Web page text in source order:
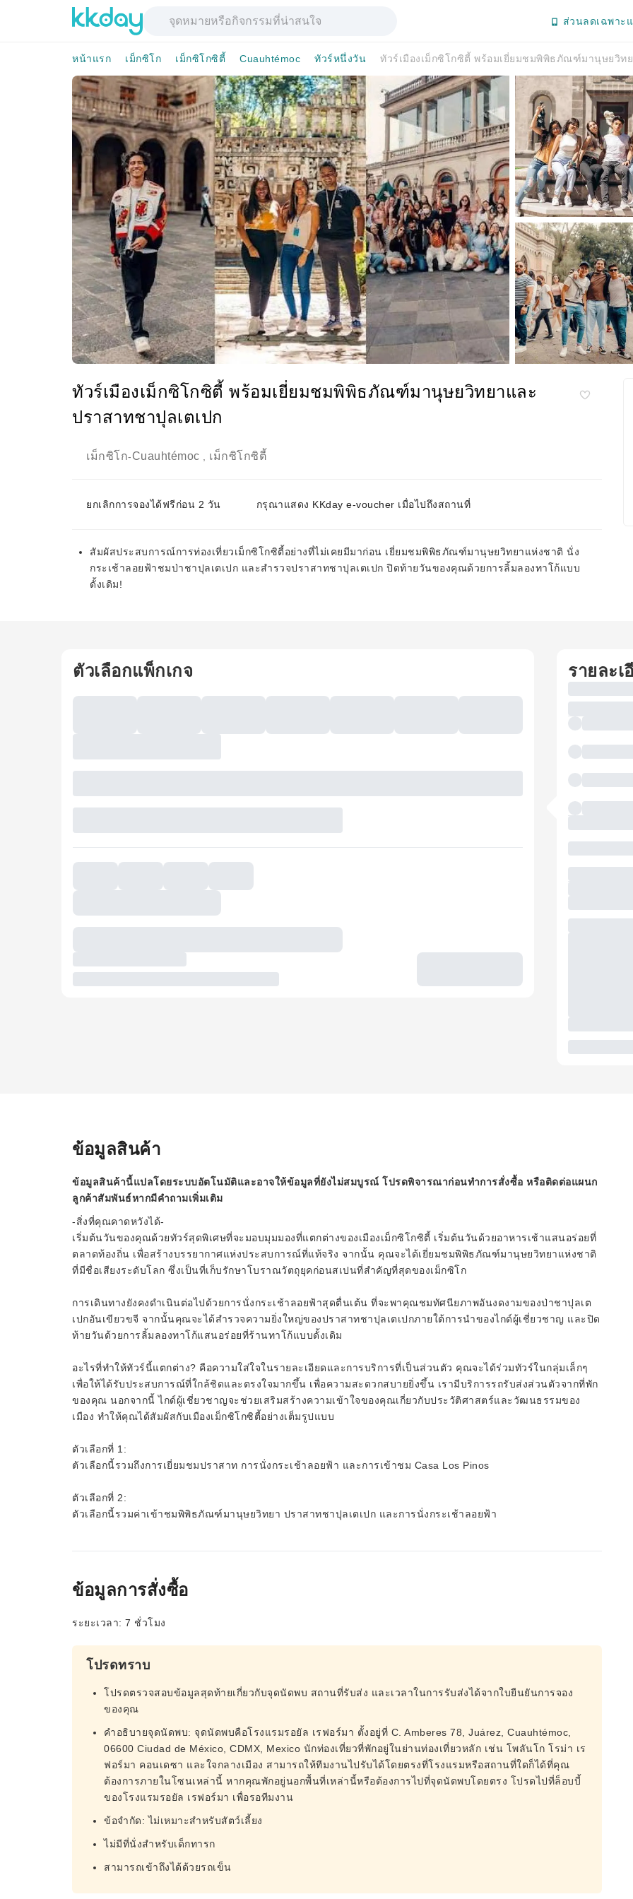
ส่วนลดเฉพาะ
หน้าแรก เม็กซิโก เม็กซิโกซิตี้ Cuauhtémoc ทัวร์หนึ่งวัน ทัวร์เมืองเม็กซิโกซิตี้ พร้อมเยี่ยมชมพิพิธภัณฑ์มานุษยวิท
ทัวร์เมืองเม็กซิโกซิตี้ พร้อมเยี่ยมชมพิพิธภัณฑ์มานุษยวิทยาและ
ปราสาทชาปุลเตเปก
เม็กซิโก-Cuauhtémoc เม็กซิโกซิตี้
ยกเลิกการจองได้ฟรีก่อน 2 วัน กรุณาแสดง KKday e-voucher เมื่อไปถึงสถานที่
สัมผัสประสบการณ์การท่องเที่ยวเม็กซิโกซิตี้อย่างที่ไม่เคยมีมาก่อน เยี่ยมชมพิพิธภัณฑ์มานุษยวิทยาแห่งชาติ นั่ง
กระเช้าลอยฟ้าชมป่าชาปุลเตเปก และสำรวจปราสาทชาปุลเตเปก ปิดท้ายวันของคุณด้วยการลิ้มลองทาโก้แบบ
ดั้งเดิม!
ตัวเลือกแพ็กเกจ รายละเ
ข้อมูลสินค้า
ข้อมูลสินค้านี้แปลโดยระบบอัตโนมัติและอาจให้ข้อมูลที่ยังไม่สมบูรณ์ โปรดพิจารณาก่อนทำการสั่งซื้อ หรือติดต่อแผนก
ลูกค้าสัมพันธ์หากมีคำถามเพิ่มเติม
-สิ่งที่คุณคาดหวังได้-
เริ่มต้นวันของคุณด้วยทัวร์สุดพิเศษที่จะมอบมุมมองที่แตกต่างของเมืองเม็กซิโกซิตี้ เริ่มต้นวันด้วยอาหารเช้าแสนอร่อยที่
ตลาดท้องถิ่น เพื่อสร้างบรรยากาศแห่งประสบการณ์ที่แท้จริง จากนั้น คุณจะได้เยี่ยมชมพิพิธภัณฑ์มานุษยวิทยาแห่งชาติ
ที่มีชื่อเสียงระดับโลก ซึ่งเป็นที่เก็บรักษาโบราณวัตถุยุคก่อนสเปนที่สำคัญที่สุดของเม็กซิโก
การเดินทางยังคงดำเนินต่อไปด้วยการนั่งกระเช้าลอยฟ้าสุดตื่นเต้น ที่จะพาคุณชมทัศนียภาพอันงดงามของป่าชาปุลเต
เปกอันเขียวขจี จากนั้นคุณจะได้สำรวจความยิ่งใหญ่ของปราสาทชาปุลเตเปกภายใต้การนำของไกด์ผู้เชี่ยวชาญ และปิด
ท้ายวันด้วยการลิ้มลองทาโก้แสนอร่อยที่ร้านทาโก้แบบดั้งเดิม
อะไรที่ทำให้ทัวร์นี้แตกต่าง? คือความใส่ใจในรายละเอียดและการบริการที่เป็นส่วนตัว คุณจะได้ร่วมทัวร์ในกลุ่มเล็กๆ
เพื่อให้ได้รับประสบการณ์ที่ใกล้ชิดและตรงใจมากขึ้น เพื่อความสะดวกสบายยิ่งขึ้น เรามีบริการรถรับส่งส่วนตัวจากที่พัก
ของคุณ นอกจากนี้ ไกด์ผู้เชี่ยวชาญจะช่วยเสริมสร้างความเข้าใจของคุณเกี่ยวกับประวัติศาสตร์และวัฒนธรรมของ
เมือง ทำให้คุณได้สัมผัสกับเมืองเม็กซิโกซิตี้อย่างเต็มรูปแบบ
ตัวเลือกที่ 1:
ตัวเลือกนี้รวมถึงการเยี่ยมชมปราสาท การนั่งกระเช้าลอยฟ้า และการเข้าชม Casa Los Pinos
ตัวเลือกที่ 2:
ตัวเลือกนี้รวมค่าเข้าชมพิพิธภัณฑ์มานุษยวิทยา ปราสาทชาปุลเตเปก และการนั่งกระเช้าลอยฟ้า
ข้อมูลการสั่งซื้อ
ระยะเวลา: 7 ชั่วโมง
โปรดทราบ
โปรดตรวจสอบข้อมูลสุดท้ายเกี่ยวกับจุดนัดพบ สถานที่รับส่ง และเวลาในการรับส่งได้จากใบยืนยันการจอง
ของคุณ
คำอธิบายจุดนัดพบ: จุดนัดพบคือโรงแรมรอยัล เรฟอร์มา ตั้งอยู่ที่ C. Amberes 78, Juárez, Cuauhtémoc,
06600 Ciudad de México, CDMX, Mexico นักท่องเที่ยวที่พักอยู่ในย่านท่องเที่ยวหลัก เช่น โพลันโก โรม่า เร
ฟอร์มา คอนเดซา และใจกลางเมือง สามารถให้ทีมงานไปรับได้โดยตรงที่โรงแรมหรือสถานที่ใดก็ได้ที่คุณ
ต้องการภายในโซนเหล่านี้ หากคุณพักอยู่นอกพื้นที่เหล่านี้หรือต้องการไปที่จุดนัดพบโดยตรง โปรดไปที่ล็อบบี้
ของโรงแรมรอยัล เรฟอร์มา เพื่อรอทีมงาน
ข้อจำกัด: ไม่เหมาะสำหรับสัตว์เลี้ยง
ไม่มีที่นั่งสำหรับเด็กทารก
สามารถเข้าถึงได้ด้วยรถเข็น